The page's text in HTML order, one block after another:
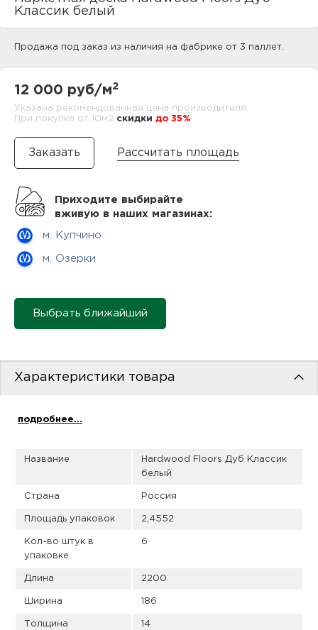
Классик белый
Продажа под заказ из наличия на фабрике от 3 паллет.
12 000 руб/м2
Указана рекомендованная цена производителя.
При покупке от 10м2 cкидки до 35%
Рассчитать площадь
Приходите выбирайте
вживую в наших магазинах:
м. Купчино
м. Озерки
Выбрать ближайший
Характеристики товара
подробнее...
Название
Hardwood Floors Дуб Классик
белый
Страна Россия
Площадь упаковок 2,4552
Кол-во штук в
упаковке
6
Длина 2200
Ширина 186
Толщина 14